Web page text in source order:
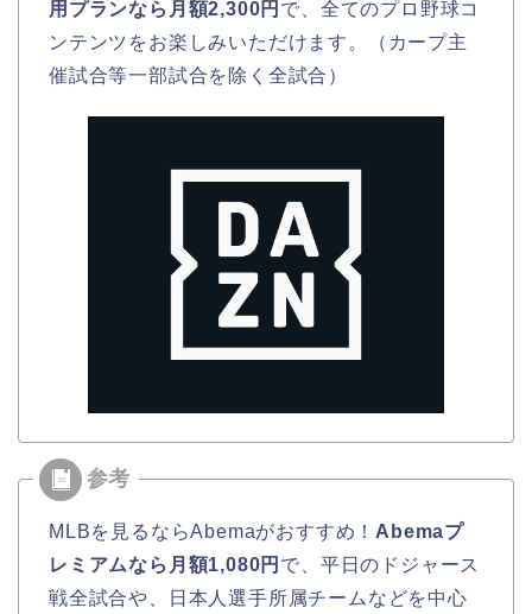
用プランなら月額2,300円 で、全てのプロ野球コ
ンテンツをお楽しみいただけます。（カープ主
催試合等一部試合を除く全試合）
MLBを見るならAbemaがおすすめ！ Abemaプ
レミアムなら月額1,080円 で、平日のドジャース
戦全試合や、日本人選手所属チームなどを中心